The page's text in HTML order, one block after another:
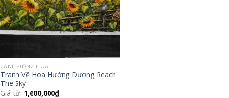
CÁNH ĐỒNG HOA
Tranh Vẽ Hoa Hướng Dương Reach
The Sky
Giá từ: 1,600,000₫